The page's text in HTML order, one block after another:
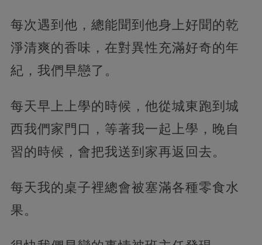
每次遇到他，總能聞到他身上好聞的乾
淨清爽的香味，在對異性充滿好奇的年
紀，我們早戀了。
每天早上上學的時候，他從城東跑到城
西我們家門口，等著我一起上學，晚自
習的時候，會把我送到家再返回去。
每天我的桌子裡總會被塞滿各種零食水
果。